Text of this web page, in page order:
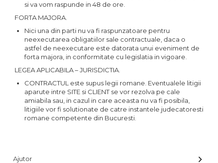
si va vom raspunde in 48 de ore.
FORTA MAJORA.
Nici una din parti nu va fi raspunzatoare pentru
neexecutarea obligatiilor sale contractuale, daca o
astfel de neexecutare este datorata unui eveniment de
forta majora, in conformitate cu legislatia in vigoare.
LEGEA APLICABILA – JURISDICTIA.
CONTRACTUL este supus legii romane. Eventualele litigii
aparute intre SITE si CLIENT se vor rezolva pe cale
amiabila sau, in cazul in care aceasta nu va fi posibila,
litigiile vor fi solutionate de catre instantele judecatoresti
romane competente din Bucuresti.
Ajutor